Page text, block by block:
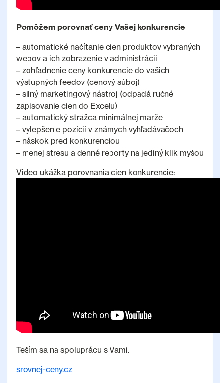
Pomôžem porovnať ceny Vašej konkurencie
– automatické načítanie cien produktov vybraných
webov a ich zobrazenie v administrácii
– zohľadnenie ceny konkurencie do vašich
výstupných feedov (cenový súboj)
– silný marketingový nástroj (odpadá ručné
zapisovanie cien do Excelu)
– automatický strážca minimálnej marže
– vylepšenie pozícií v známych vyhľadávačoch
– náskok pred konkurenciou
– menej stresu a denné reporty na jediný klik myšou
Video ukážka porovnania cien konkurencie:
Teším sa na spoluprácu s Vami.
srovnej-ceny.cz